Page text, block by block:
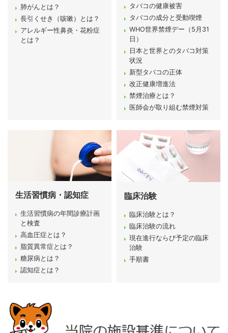
肺がんとは？
長引くせき（咳嗽）とは？
アレルギー性鼻炎・花粉症
とは？
タバコの健康被害
タバコの成分と受動喫煙
WHO世界禁煙デー（5月31
日）
日本と世界とのタバコ対策
状況
新型タバコの正体
改正健康増進法
禁煙治療とは？
医師会が取り組む禁煙対策
生活習慣病・認知症
生活習慣病の年間診療計画
と検査
高血圧症とは？
脂質異常症とは？
糖尿病とは？
認知症とは？
臨床治験
臨床治験とは？
臨床治験の流れ
現在進行ならび予定の臨床
治験
手順書